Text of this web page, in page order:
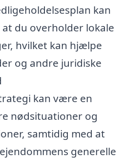
kan
du overholder lokale
hvilket kan hjælpe
og andre juridiske
kan være en
nødsituationer og
samtidig med at
generelle